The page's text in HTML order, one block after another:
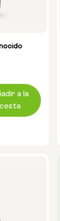
a la
cesta